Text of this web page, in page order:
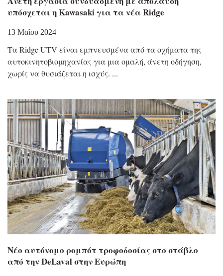
υπόσχεται η Kawasaki για τα νέα Ridge
13 Μαΐου 2024
Τα Ridge UTV είναι εμπνευσμένα από τα οχήματα της
αυτοκινητοβιομηχανίας για μια ομαλή, άνετη οδήγηση,
χωρίς να θυσιάζεται η ισχύς.
Nέο αυτόνομο ρομπότ τροφοδοσίας στο στάβλο
από την DeLaval στην Ευρώπη